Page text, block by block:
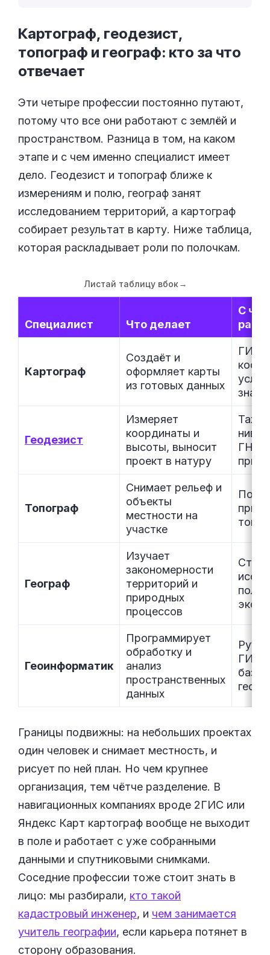
Картограф, геодезист,
топограф и географ: кто за что
отвечает
Эти четыре профессии постоянно путают,
потому что все они работают с землёй и
пространством. Разница в том, на каком
этапе и с чем именно специалист имеет
дело. Геодезист и топограф ближе к
измерениям и полю, географ занят
исследованием территорий, а картограф
собирает результат в карту. Ниже таблица,
которая раскладывает роли по полочкам.
Листай таблицу вбок→
Специалист Что делает
С чем
Картограф
Создаёт и
оформляет карты
из готовых данных
ГИС,
знаки
Геодезист
Измеряет
координаты и
высоты, выносит
проект в натуру
Топограф
Снимает рельеф и
объекты
местности на
участке
Географ
Изучает
закономерности
территорий и
природных
процессов
Геоинформатик
Программирует
обработку и
анализ
пространственных
данных
ГИС-
базы
Границы подвижны: на небольших проектах
один человек и снимает местность, и
рисует по ней план. Но чем крупнее
организация, тем чётче разделение. В
навигационных компаниях вроде 2ГИС или
Яндекс Карт картограф вообще не выходит
в поле и работает с уже собранными
данными и спутниковыми снимками.
Соседние профессии тоже стоит знать в
лицо: мы разбирали, кто такой
кадастровый инженер, и чем занимается
учитель географии, если карьера потянет в
сторону образования.